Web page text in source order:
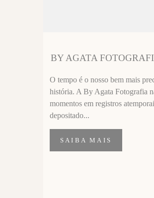
BY AGATA
O tempo é o nosso bem mais
história. A By Agata Fotografia
momentos em registros
depositado...
SAIBA MAIS